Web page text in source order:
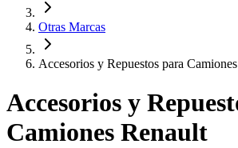
Otras Marcas
Accesorios y Repuestos para
Accesorios y
Camiones Renault